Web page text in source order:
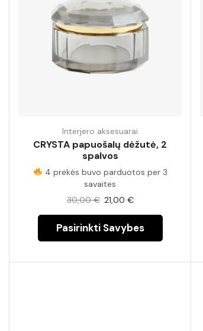
Interjero aksesuarai
CRYSTA papuošalų dėžutė, 2
spalvos
4 prekės buvo parduotos per 3
savaites
30,00€ 21,00 €
Pasirinkti Savybes